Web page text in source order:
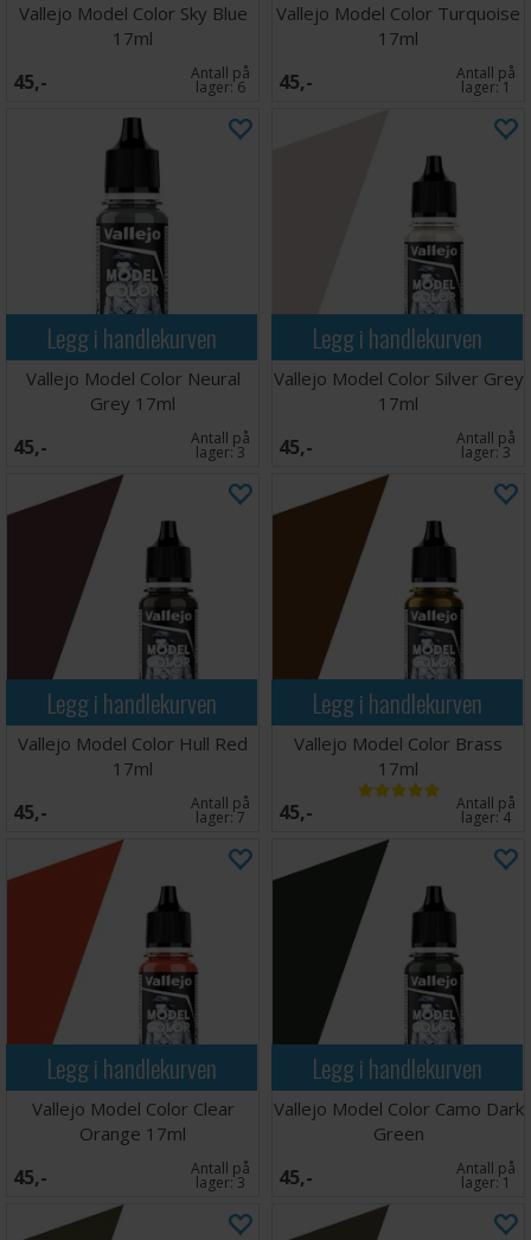
Vallejo Model Color Sky Blue
17ml
45,- Antall på
lager:6
Vallejo Model Color Turquoise
17ml
45,- Antall på
lager:1
Legg i handlekurven
Vallejo Model Color Neural
Grey 17ml
45,- Antall på
lager:3
Legg i handlekurven
Vallejo Model Color Silver Grey
17ml
45,- Antall på
lager:3
Legg i handlekurven
Vallejo Model Color Hull Red
17ml
45,- Antall på
lager:7
Legg i handlekurven
Vallejo Model Color Brass
17ml
45,- Antall på
lager:4
Legg i handlekurven
Vallejo Model Color Clear
Orange 17ml
45,- Antall på
lager:3
Legg i handlekurven
Vallejo Model Color Camo Dark
Green
45,- Antall på
lager:1